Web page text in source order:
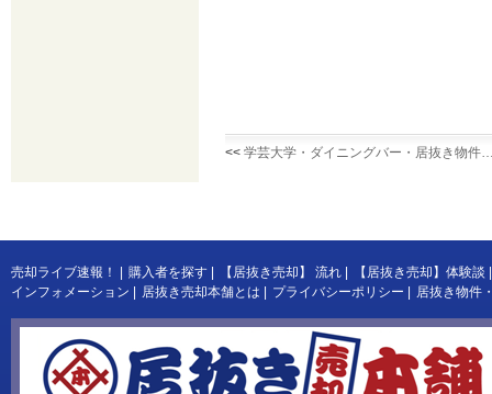
<< 学芸大学・ダイニングバー・居抜き物件
売却ライブ速報！ 購入者を探す 【居抜き売却】 流れ 【居抜き売却】体験談
インフォメーション
居抜き売却本舗とは プライバシーポリシー 居抜き物件